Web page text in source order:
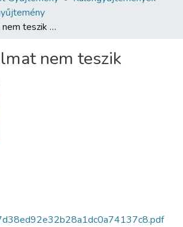
A tejforgalmat nem teszik szabaddá
nem teszik